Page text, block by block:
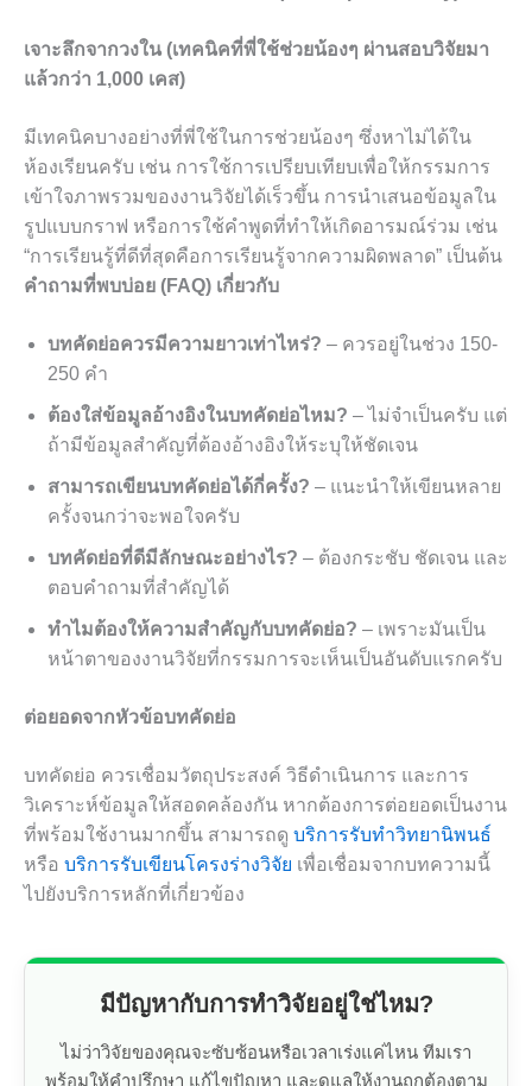
เจาะลึกจากวงใน (เทคนิคที่พี่ใช้ช่วยน้องๆ ผ่านสอบวิจัยมา
แล้วกว่า 1,000 เคส)
มีเทคนิคบางอย่างที่พี่ใช้ในการช่วยน้องๆ ซึ่งหาไม่ได้ใน
ห้องเรียนครับ เช่น การใช้การเปรียบเทียบเพื่อให้กรรมการ
เข้าใจภาพรวมของงานวิจัยได้เร็วขึ้น การนำเสนอข้อมูลใน
รูปแบบกราฟ หรือการใช้คำพูดที่ทำให้เกิดอารมณ์ร่วม เช่น
“การเรียนรู้ที่ดีที่สุดคือการเรียนรู้จากความผิดพลาด” เป็นต้น
คำถามที่พบบ่อย (FAQ) เกี่ยวกับ
บทคัดย่อควรมีความยาวเท่าไหร่? – ควรอยู่ในช่วง 150-
250 คำ
ต้องใส่ข้อมูลอ้างอิงในบทคัดย่อไหม? – ไม่จำเป็นครับ แต่
ถ้ามีข้อมูลสำคัญที่ต้องอ้างอิงให้ระบุให้ชัดเจน
สามารถเขียนบทคัดย่อได้กี่ครั้ง? – แนะนำให้เขียนหลาย
ครั้งจนกว่าจะพอใจครับ
บทคัดย่อที่ดีมีลักษณะอย่างไร? – ต้องกระชับ ชัดเจน และ
ตอบคำถามที่สำคัญได้
ทำไมต้องให้ความสำคัญกับบทคัดย่อ? – เพราะมันเป็น
หน้าตาของงานวิจัยที่กรรมการจะเห็นเป็นอันดับแรกครับ
ต่อยอดจากหัวข้อบทคัดย่อ
บทคัดย่อ ควรเชื่อมวัตถุประสงค์ วิธีดำเนินการ และการ
วิเคราะห์ข้อมูลให้สอดคล้องกัน หากต้องการต่อยอดเป็นงาน
ที่พร้อมใช้งานมากขึ้น สามารถดู บริการรับทำวิทยานิพนธ์
หรือ บริการรับเขียนโครงร่างวิจัย เพื่อเชื่อมจากบทความนี้
ไปยังบริการหลักที่เกี่ยวข้อง
มีปัญหากับการทำวิจัยอยู่ใช่ไหม?
ไม่ว่าวิจัยของคุณจะซับซ้อนหรือเวลาเร่งแค่ไหน ทีมเรา
พร้อมให้คำปรึกษา แก้ไขปัญหา และดูแลให้งานถูกต้องตาม